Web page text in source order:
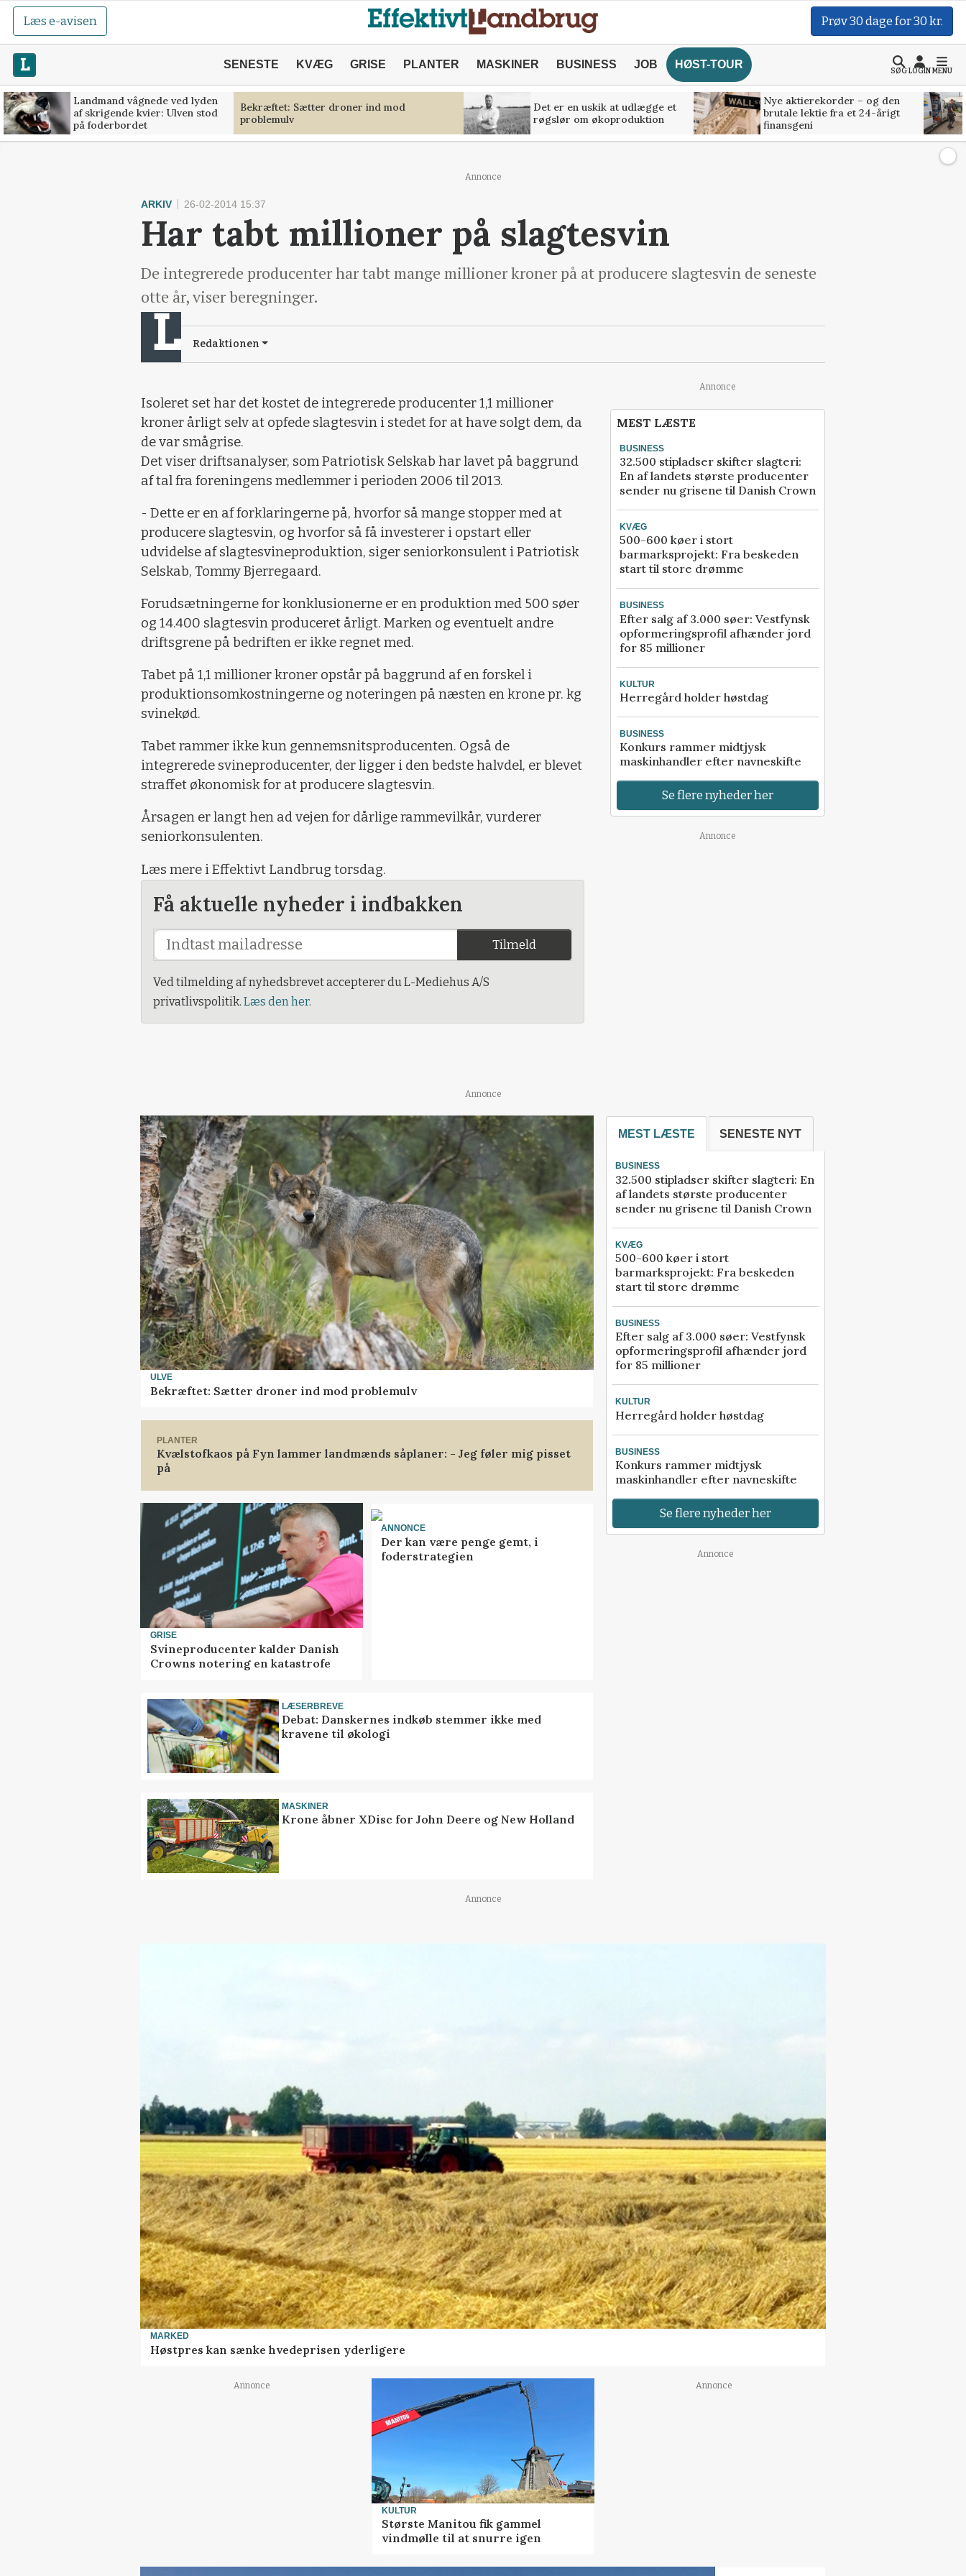
Læs e-avisen Prøv 30 dage for 30 kr.
SENESTE KVÆG GRISE PLANTER MASKINER BUSINESS JOB HØST-TOUR
SØGLOGINMENU
Landmand vågnede ved lyden
af skrigende kvier: Ulven stod
på foderbordet
Bekræftet: Sætter droner ind mod
problemulv
Det er en uskik at udlægge et
røgslør om økoproduktion
Nye aktierekorder – og den
brutale lektie fra et 24-årigt
finansgeni
Annonce
ARKIV 26-02-2014 15:37
Har tabt millioner på slagtesvin
De integrerede producenter har tabt mange millioner kroner på at producere slagtesvin de seneste
otte år, viser beregninger.
Redaktionen
Isoleret set har det kostet de integrerede producenter 1,1 millioner
kroner årligt selv at opfede slagtesvin i stedet for at have solgt dem, da
de var smågrise.
Det viser driftsanalyser, som Patriotisk Selskab har lavet på baggrund
af tal fra foreningens medlemmer i perioden 2006 til 2013.
- Dette er en af forklaringerne på, hvorfor så mange stopper med at
producere slagtesvin, og hvorfor så få investerer i opstart eller
udvidelse af slagtesvineproduktion, siger seniorkonsulent i Patriotisk
Selskab, Tommy Bjerregaard.
Forudsætningerne for konklusionerne er en produktion med 500 søer
og 14.400 slagtesvin produceret årligt. Marken og eventuelt andre
driftsgrene på bedriften er ikke regnet med.
Tabet på 1,1 millioner kroner opstår på baggrund af en forskel i
produktionsomkostningerne og noteringen på næsten en krone pr. kg
svinekød.
Tabet rammer ikke kun gennemsnitsproducenten. Også de
integrerede svineproducenter, der ligger i den bedste halvdel, er blevet
straffet økonomisk for at producere slagtesvin.
Årsagen er langt hen ad vejen for dårlige rammevilkår, vurderer
seniorkonsulenten.
Læs mere i Effektivt Landbrug torsdag.
Få aktuelle nyheder i indbakken
Tilmeld
Ved tilmelding af nyhedsbrevet accepterer du L-Mediehus A/S
privatlivspolitik. Læs den her.
Annonce
MEST LÆSTE
BUSINESS
32.500 stipladser skifter slagteri:
En af landets største producenter
sender nu grisene til Danish Crown
KVÆG
500-600 køer i stort
barmarksprojekt: Fra beskeden
start til store drømme
BUSINESS
Efter salg af 3.000 søer: Vestfynsk
opformeringsprofil afhænder jord
for 85 millioner
KULTUR
Herregård holder høstdag
BUSINESS
Konkurs rammer midtjysk
maskinhandler efter navneskifte
Se flere nyheder her
Annonce
Annonce
ULVE
Bekræftet: Sætter droner ind mod problemulv
PLANTER
Kvælstofkaos på Fyn lammer landmænds såplaner: - Jeg føler mig pisset
på
GRISE
Svineproducenter kalder Danish
Crowns notering en katastrofe
ANNONCE
Der kan være penge gemt, i
foderstrategien
LÆSERBREVE
Debat: Danskernes indkøb stemmer ikke med
kravene til økologi
MASKINER
Krone åbner XDisc for John Deere og New Holland
MEST LÆSTE SENESTE NYT
BUSINESS
32.500 stipladser skifter slagteri: En
af landets største producenter
sender nu grisene til Danish Crown
KVÆG
500-600 køer i stort
barmarksprojekt: Fra beskeden
start til store drømme
BUSINESS
Efter salg af 3.000 søer: Vestfynsk
opformeringsprofil afhænder jord
for 85 millioner
KULTUR
Herregård holder høstdag
BUSINESS
Konkurs rammer midtjysk
maskinhandler efter navneskifte
Se flere nyheder her
Annonce
Annonce
MARKED
Høstpres kan sænke hvedeprisen yderligere
Annonce
KULTUR
Største Manitou fik gammel
vindmølle til at snurre igen
Annonce